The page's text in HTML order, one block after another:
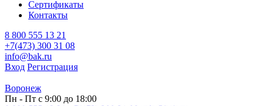
Сертификаты
Контакты
8 800 555 13 21
+7(473) 300 31 08
info@bak.ru
Вход Регистрация
Воронеж
Пн - Пт с 9:00 до 18:00